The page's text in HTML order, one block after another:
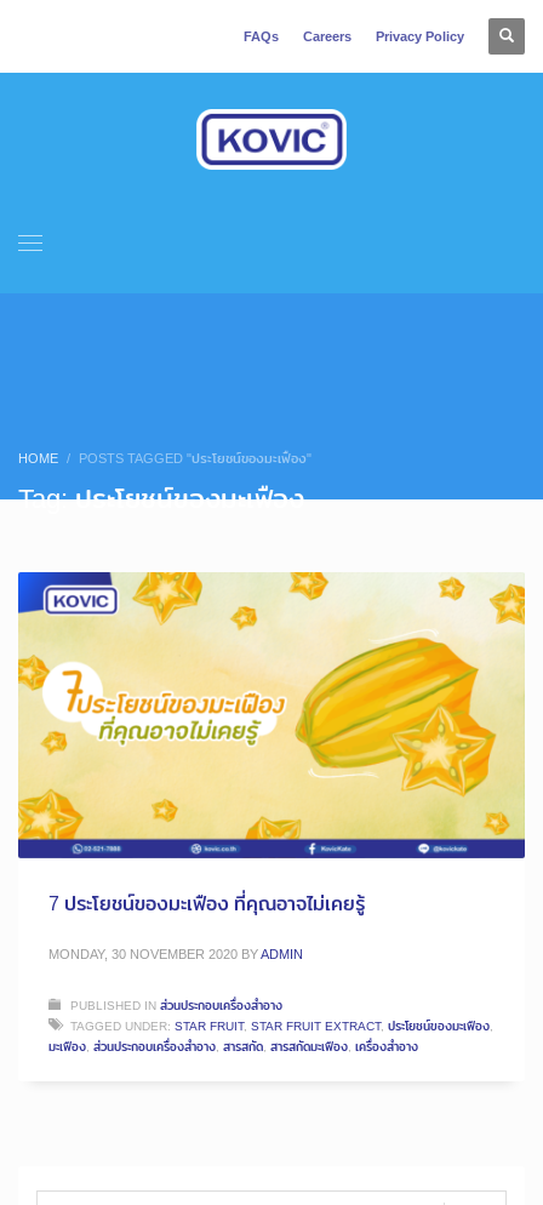
FAQs Careers Privacy Policy
HOME POSTS TAGGED "ประโยชน์ของมะเฟือง"
Tag: ประโยชน์ของมะเฟือง
7 ประโยชน์ของมะเฟือง ที่คุณอาจไม่เคยรู้
MONDAY, 30 NOVEMBER 2020 BYADMIN
PUBLISHED INส่วนประกอบเครื่องสำอาง
TAGGED UNDER: STAR FRUIT, STAR FRUIT EXTRACT, ประโยชน์ของมะเฟือง,
มะเฟือง, ส่วนประกอบเครื่องสำอาง, สารสกัด, สารสกัดมะเฟือง, เครื่องสำอาง